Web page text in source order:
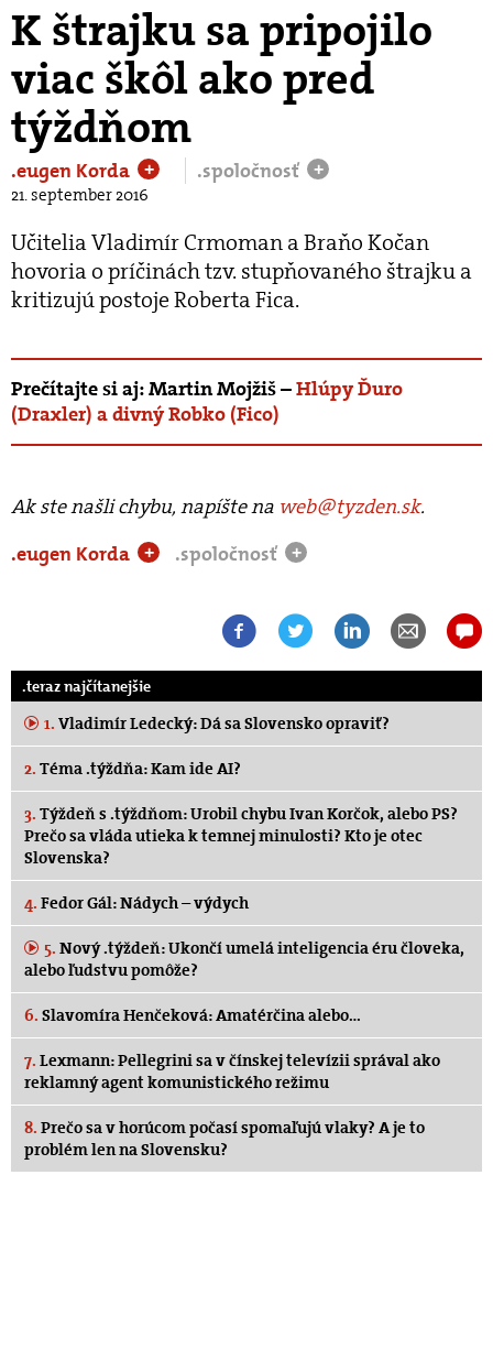
K štrajku sa pripojilo
viac škôl ako pred
týždňom
.eugen Korda + .spoločnosť +
21. september 2016
Učitelia Vladimír Crmoman a Braňo Kočan
hovoria o príčinách tzv. stupňovaného štrajku a
kritizujú postoje Roberta Fica.
Prečítajte si aj: Martin Mojžiš –Hlúpy Ďuro
(Draxler) a divný Robko (Fico)
Ak ste našli chybu, napíšte na web@tyzden.sk.
.eugen Korda
+ .spoločnosť +
.teraz najčítanejšie
1. Vladimír Ledecký: Dá sa Slovensko opraviť?
2. Téma .týždňa: Kam ide AI?
3. Týždeň s .týždňom: Urobil chybu Ivan Korčok, alebo PS?
Prečo sa vláda utieka k temnej minulosti? Kto je otec
Slovenska?
4. Fedor Gál: Nádych – výdych
5. Nový .týždeň: Ukončí umelá inteligencia éru človeka,
alebo ľudstvu pomôže?
6. Slavomíra Henčeková: Amatérčina alebo…
7. Lexmann: Pellegrini sa v čínskej televízii správal ako
reklamný agent komunistického režimu
8. Prečo sa v horúcom počasí spomaľujú vlaky? A je to
problém len na Slovensku?